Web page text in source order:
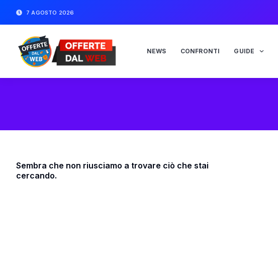
7 AGOSTO 2026
NEWS CONFRONTI GUIDE
Sembra che non riusciamo a trovare ciò che stai
cercando.